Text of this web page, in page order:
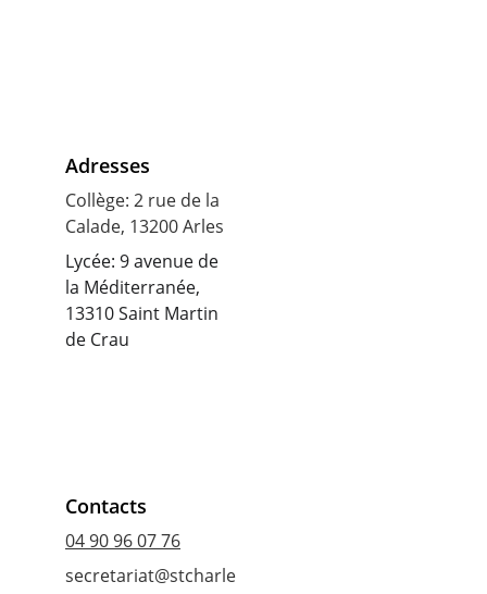
Adresses
Collège: 2 rue de la
Calade, 13200 Arles
Lycée: 9 avenue de
la Méditerranée,
13310 Saint Martin
de Crau
Contacts
04 90 96 07 76
secretariat@stcharle